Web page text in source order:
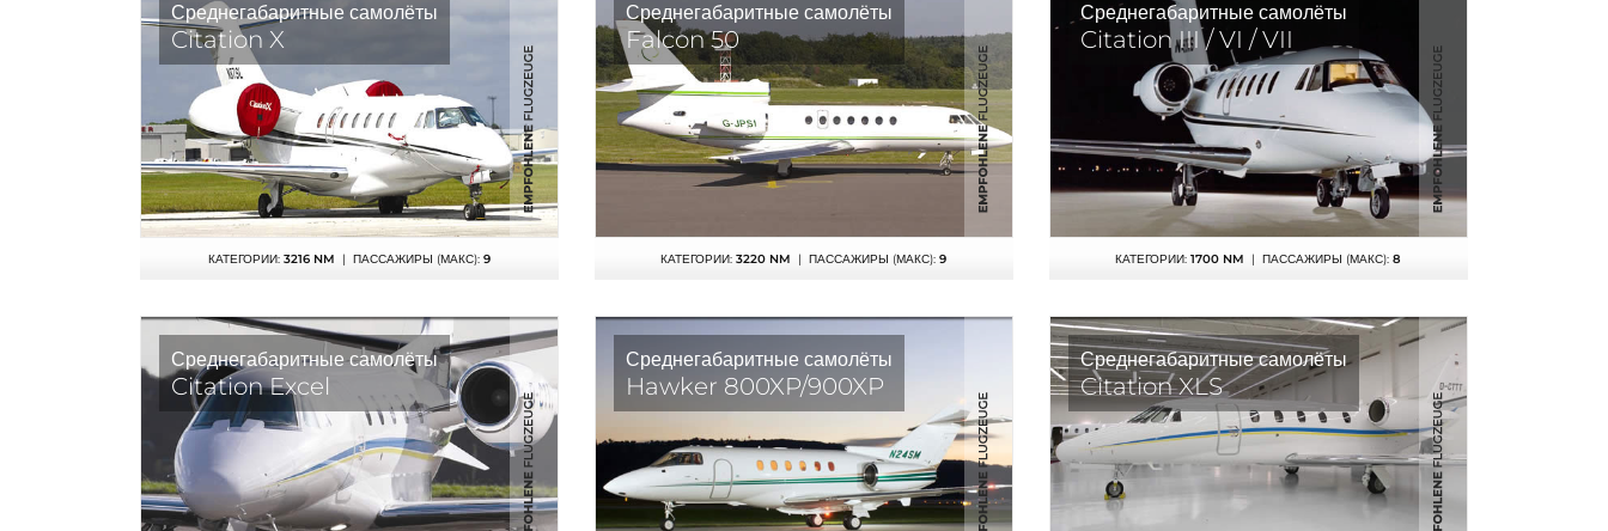
Среднегабаритные самолёты
Citation X
КАТЕГОРИИ: 3216 NM | ПАССАЖИРЫ (МАКС): 9
Среднегабаритные самолёты
Falcon 50
КАТЕГОРИИ:3220 NM | ПАССАЖИРЫ (МАКС):9
Среднегабаритные самолёты
Citation III / VI / VII
КАТЕГОРИИ:1700 NM | ПАССАЖИРЫ (МАКС):8
Среднегабаритные самолёты
Citation Excel
Среднегабаритные самолёты
Hawker 800XP/900XP
Среднегабаритные самолёты
Citation XLS